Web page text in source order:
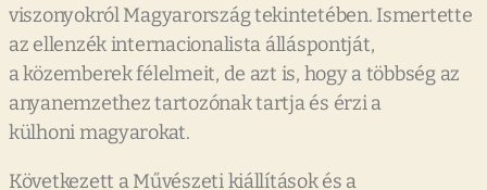
viszonyokról Magyarország tekintetében. Ismertette
az ellenzék internacionalista álláspontját,
a közemberek félelmeit, de azt is, hogy a többség az
anyanemzethez tartozónak tartja és érzi a
külhoni magyarokat.
Következett a Művészeti kiállítások és a